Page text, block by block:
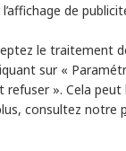
pour multimètre,
Technologies,
générateurs de
d'ondes,
de
le traitement
sur «
». Cela peut
consultez notre